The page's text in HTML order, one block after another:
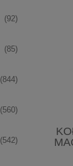
(92)
(85)
(844)
(560)
(542)